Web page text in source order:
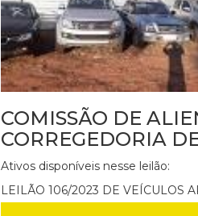
COMISSÃO DE
CORREGEDORIA
Ativos disponíveis nesse leilão:
LEILÃO 106/2023 DE VEÍCULOS